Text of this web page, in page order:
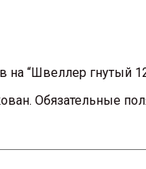
на “Швеллер гнутый
Обязательные